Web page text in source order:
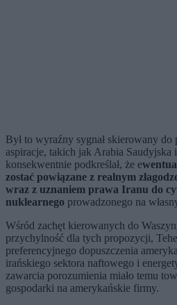
Był to wyraźny sygnał skierowany
aspiracje, takich jak Arabia Saudyjska
konsekwentnie podkreślał, że e
zostać powiązane z realnym
wraz z uznaniem prawa Iranu do
nuklearnego prowadzonego na
Wśród zachęt kierowanych do
przychylność dla tych propozycji,
preferencyjnego dopuszczenia
irańskiego sektora naftowego i
zawarcia porozumienia miało temu
gospodarki na amerykańskie firmy.